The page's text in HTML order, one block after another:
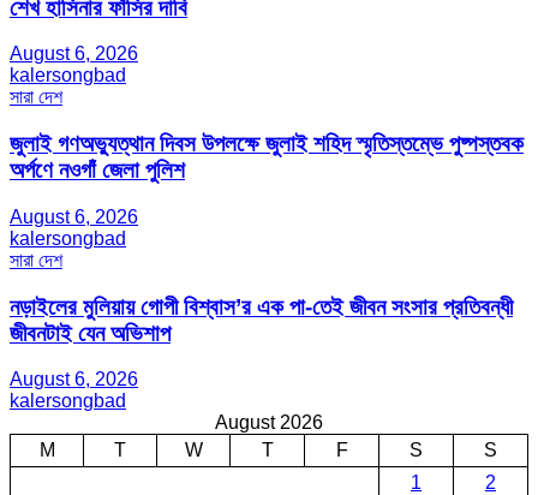
শেখ হাসিনার ফাঁসির দাবি
August 6, 2026
kalersongbad
সারা দেশ
জুলাই গণঅভ্যুত্থান দিবস উপলক্ষে জুলাই শহিদ স্মৃতিস্তম্ভে পুষ্পস্তবক
অর্পণে নওগাঁ জেলা পুলিশ
August 6, 2026
kalersongbad
সারা দেশ
নড়াইলের মুলিয়ায় গোপী বিশ্বাস’র এক পা-তেই জীবন সংসার প্রতিবন্ধী
জীবনটাই যেন অভিশাপ
August 6, 2026
kalersongbad
August 2026
M
T W T F S
S
1
2